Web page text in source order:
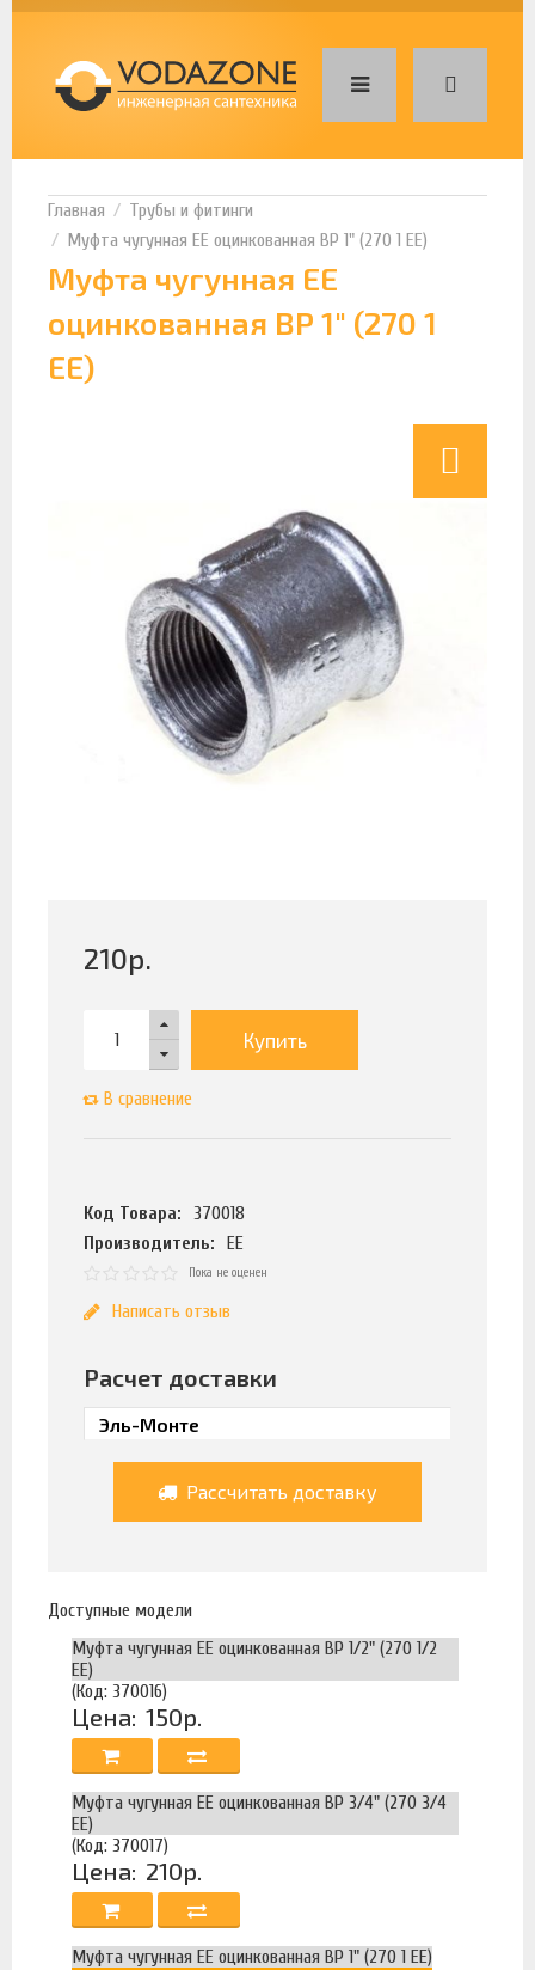
Трубы и фитинги
Муфта чугунная ЕЕ оцинкованная ВР 1" (270 1 EE)
Муфта чугунная ЕЕ
оцинкованная ВР 1" (270 1
EE)
210р.
Купить
В сравнение
Код Товара:
370018
Производитель:
ЕЕ
Пока не оценен
Написать отзыв
Расчет доставки
Рассчитать доставку
Доступные модели
Муфта чугунная ЕЕ оцинкованная ВР 1/2" (270 1/2
EE)
(Код: 370016)
Цена: 150р.
Муфта чугунная ЕЕ оцинкованная ВР 3/4" (270 3/4
EE)
(Код: 370017)
Цена: 210р.
Муфта чугунная ЕЕ оцинкованная ВР 1" (270 1 EE)